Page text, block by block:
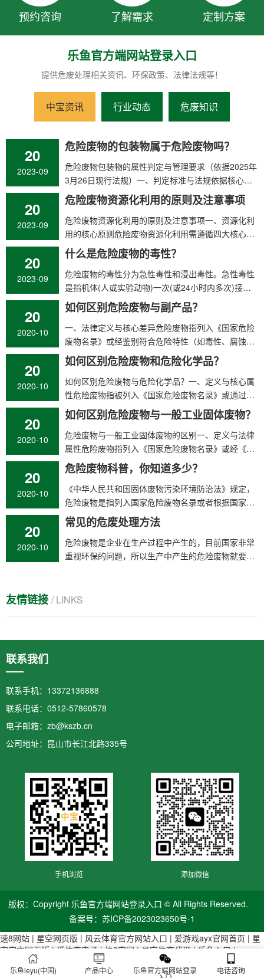
预约咨询 了解需求 定制方案
乐鱼官方端网站登录入口
提供危废处理相关资讯、环保政策、法律法规等！
中宝资讯 行业动态 危废知识
20
2023-09
危险废物的包装物属于危险废物吗？
​危险废物包装物的属性判定与管理要求（依据2025年
3月26日现行法规）一、判定标准与法规依据‌核心判
定条件‌危险废物的包…
20
2023-09
危险废物资源化利用的原则及注意事项
​危险废物资源化利用的原则及注意事项一、资源化利
用的核心原则危险废物资源化利用需遵循四大核心原
则，涵盖技术可行性、经济性、空…
20
2023-09
什么是危险废物的毒性？
​危险废物的毒性分为急性毒性和浸出毒性。急性毒性
是指机体(人或实验动物)一次(或24小时内多次)接触
外来化合物之后所引起的中毒甚至…
20
2020-10
如何区别危险废物与副产品？
​一、法律定义与核心差异‌危险废物‌指列入《国家危险
废物名录》或经鉴别符合危险特性（如毒性、腐蚀
性、易燃性、反应性、…
20
2020-10
如何区别危险废物和危险化学品？
​如何区别危险废物与危险化学品？一、定义与核心属
性危险废物‌指被列入《国家危险废物名录》或通过
《危险废物鉴别标准》（gb …
20
2020-10
如何区别危险废物与一般工业固体废物？
​危险废物与一般工业固体废物的区别一、‌定义与法律
属性‌危险废物‌指列入《国家危险废物名录》或经《危
险废物鉴别标…
20
2020-10
危险废物科普，你知道多少？
​《中华人民共和国固体废物污染环境防治法》规定，
危险废物是指列入国家危险废物名录或者根据国家规
定的危险废物鉴别标准和鉴别方法…
20
2020-10
常见的危废处理方法
​危险废物是企业在生产过程中产生的，目前国家非常
重视环保的问题，所以生产中产生的危险废物就要合
友情链接 / LINKS
联系我们
联系手机：13372136888
联系电话：0512-57860578
电子邮箱：zb@kszb.cn
公司地址：昆山市长江北路335号
手机浏览 添加微信
版权：Copyright 乐鱼官方端网站登录入口 © All Rights Reserved.
备案号： 苏ICP备2023023650号-1
乐鱼leyu(中国) 产品中心 乐鱼官方端网站登录 电话咨询
速8网站 | 星空网页版 | 风云体育官方网站入口 | 爱游戏ayx官网首页 | 星
空官方网页版 | 爱体育电子 | 快3官网 | 星空体育代理 | 乐鱼入口 |